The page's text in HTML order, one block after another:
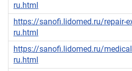
ru.html
https://sanofi.lidomed.ru/repair-
ru.html
https://sanofi.lidomed.ru/
ru.html